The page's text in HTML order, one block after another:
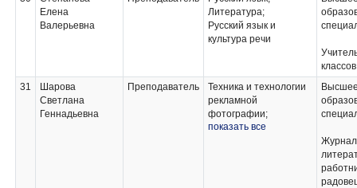
Елена
Валерьевна
Литература;
Русский язык и
культура речи
классов
31
Шарова
Светлана
Геннадьевна
Преподаватель
Техника и технологии
рекламной
фотографии;
Техника и технологии
показать все